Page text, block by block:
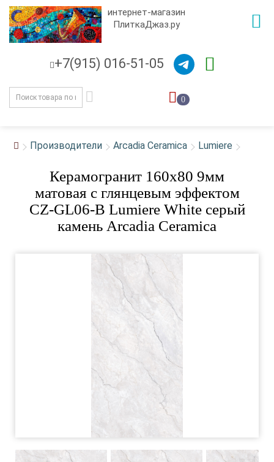
интернет-магазин
ПлиткаДжаз.ру
+7(915) 016-51-05
0
Производители Arcadia Ceramica Lumiere
Керамогранит 160x80 9мм
матовая с глянцевым эффектом
CZ-GL06-B Lumiere White серый
камень Arcadia Ceramica